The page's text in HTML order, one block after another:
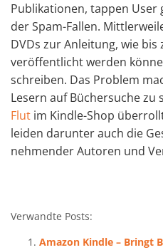
Publikationen, tappen User
der Spam-Fallen.
DVDs zur Anleitung, wie bis
veröffentlicht werden
schreiben. Das Problem
Lesern auf Büchersuche zu
Flut im Kindle-Shop
leiden darunter auch die
nehmender Autoren und
Verwandte Posts:
Amazon Kindle – Bringt